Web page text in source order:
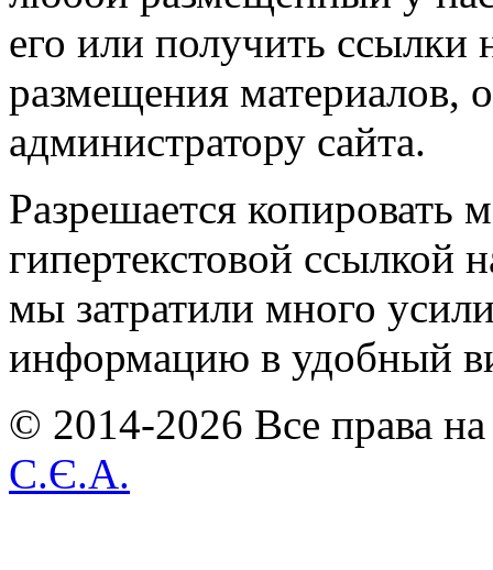
его или получить ссылки
размещения материалов,
администратору сайта.
Разрешается копировать
гипертекстовой ссылкой
мы затратили много
информацию в удобный
© 2014-2026 Все права
С.Є.А.